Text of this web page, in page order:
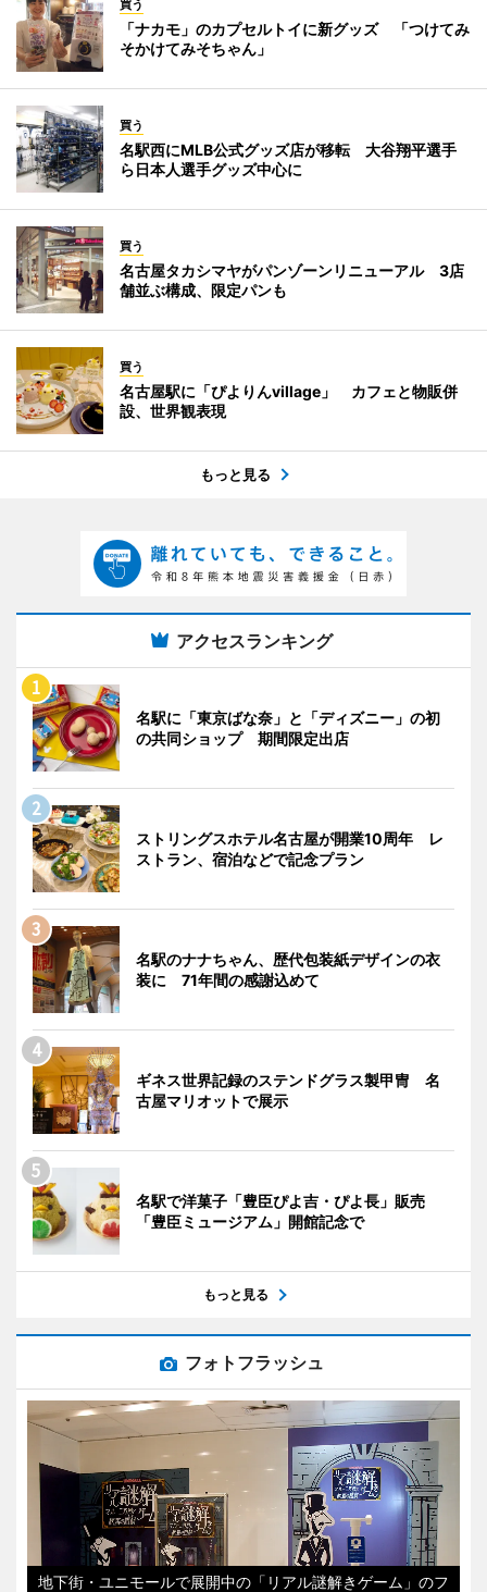
買う
「ナカモ」のカプセルトイに新グッズ 「つけてみ
そかけてみそちゃん」
買う
名駅西にMLB公式グッズ店が移転 大谷翔平選手
ら日本人選手グッズ中心に
買う
名古屋タカシマヤがパンゾーンリニューアル 3店
舗並ぶ構成、限定パンも
買う
名古屋駅に「ぴよりんvillage」 カフェと物販併
設、世界観表現
もっと見る
アクセスランキング
名駅に「東京ばな奈」と「ディズニー」の初
の共同ショップ 期間限定出店
ストリングスホテル名古屋が開業10周年 レ
ストラン、宿泊などで記念プラン
名駅のナナちゃん、歴代包装紙デザインの衣
装に 71年間の感謝込めて
ギネス世界記録のステンドグラス製甲冑 名
古屋マリオットで展示
名駅で洋菓子「豊臣ぴよ吉・ぴよ長」販売
「豊臣ミュージアム」開館記念で
もっと見る
フォトフラッシュ
地下街・ユニモールで展開中の「リアル謎解きゲーム」のフ